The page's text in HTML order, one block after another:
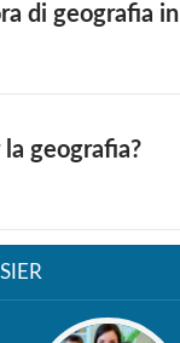
di geografia
geografia?